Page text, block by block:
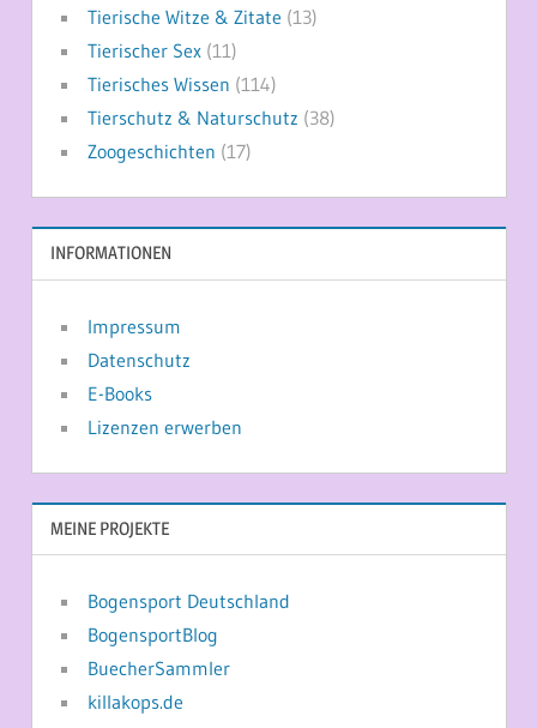
Tierische Witze & Zitate (13)
Tierischer Sex(11)
Tierisches Wissen (114)
Tierschutz & Naturschutz (38)
Zoogeschichten (17)
INFORMATIONEN
Impressum
Datenschutz
E-Books
Lizenzen erwerben
MEINE PROJEKTE
Bogensport Deutschland
BogensportBlog
BuecherSammler
killakops.de